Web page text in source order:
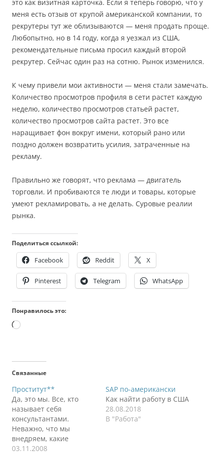
это как визитная карточка. Если я теперь говорю, что у
меня есть отзыв от крупой американской компании, то
рекрутеры тут же облизываются — меня продать проще.
Любопытно, но в 14 году, когда я уезжал из США,
рекомендательные письма просил каждый второй
рекрутер. Сейчас один раз на сотню. Рынок изменился.
К чему привели мои активности — меня стали замечать.
Количество просмотров профиля в сети растет каждую
неделю, количество просмотров статьей растет,
количество просмотров сайта растет. Это все
наращивает фон вокруг имени, который рано или
поздно должен возвратить усилия, затраченные на
рекламу.
Правильно же говорят, что реклама — двигатель
торговли. И пробиваются те люди и товары, которые
умеют рекламировать, а не делать. Суровые реалии
рынка.
Поделиться ссылкой:
Facebook Reddit X
Pinterest Telegram WhatsApp
Понравилось это:
Загрузка…
Связанные
Проститут**
Да, это мы. Все, кто
называет себя
консультантами.
Неважно, что мы
внедряем, какие
проекты стартуем и
03.11.2008
SAP по-американски
Как найти работу в США
28.08.2018
В "Работа"